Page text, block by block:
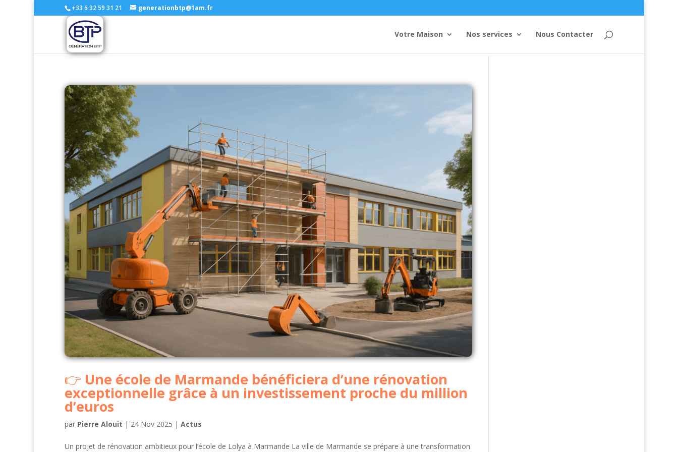
+33 6 32 59 31 21 generationbtp@1am.fr
Votre Maison Nos services Nous Contacter
Une école de Marmande bénéficiera d’une rénovation
exceptionnelle grâce à un investissement proche du million
d’euros
par Pierre Alouit | 24 Nov 2025 | Actus
Un projet de rénovation ambitieux pour l’école de Lolya à Marmande La ville de Marmande se prépare à une transformation